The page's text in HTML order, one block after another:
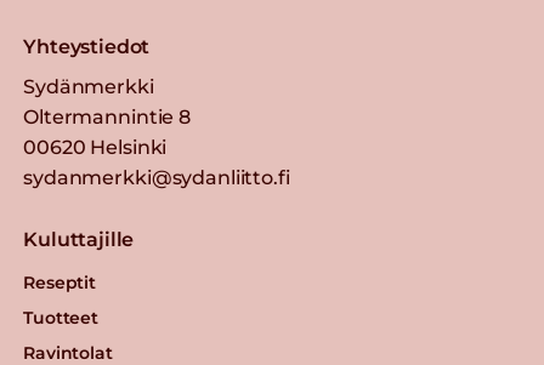
Yhteystiedot
Sydänmerkki
Oltermannintie 8
00620 Helsinki
sydanmerkki@sydanliitto.fi
Kuluttajille
Reseptit
Tuotteet
Ravintolat